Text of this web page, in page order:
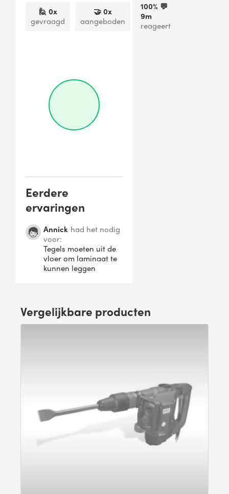
🙋 0x
gevraagd
🤝0x
aangeboden
100% 💬
9m
reageert
Eerdere
ervaringen
Annick had het nodig
voor:
Tegels moeten uit de
vloer om laminaat te
kunnen leggen
Vergelijkbare producten